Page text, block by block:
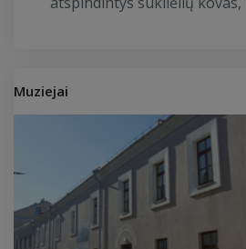
Muziejai